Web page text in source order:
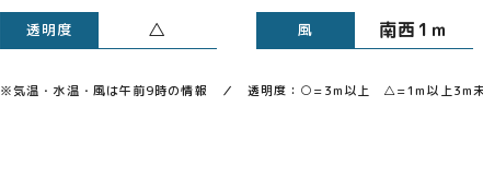
透明度 △ 風 南西1ｍ
※気温・水温・風は午前9時の情報 ／ 透明度：○=3m以上 △=1m以上3m